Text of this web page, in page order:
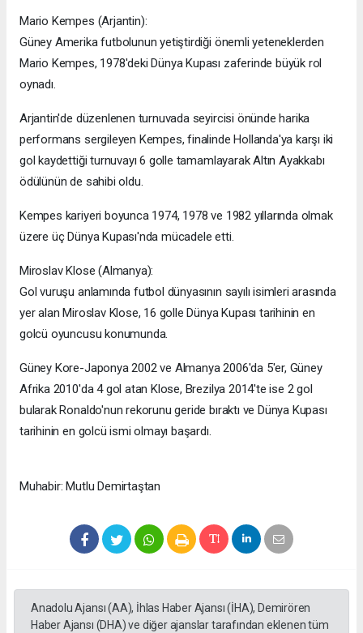
Mario Kempes (Arjantin):
Güney Amerika futbolunun yetiştirdiği önemli yeteneklerden
Mario Kempes, 1978'deki Dünya Kupası zaferinde büyük rol
oynadı.
Arjantin'de düzenlenen turnuvada seyircisi önünde harika
performans sergileyen Kempes, finalinde Hollanda'ya karşı iki
gol kaydettiği turnuvayı 6 golle tamamlayarak Altın Ayakkabı
ödülünün de sahibi oldu.
Kempes kariyeri boyunca 1974, 1978 ve 1982 yıllarında olmak
üzere üç Dünya Kupası'nda mücadele etti.
Miroslav Klose (Almanya):
Gol vuruşu anlamında futbol dünyasının sayılı isimleri arasında
yer alan Miroslav Klose, 16 golle Dünya Kupası tarihinin en
golcü oyuncusu konumunda.
Güney Kore-Japonya 2002 ve Almanya 2006'da 5'er, Güney
Afrika 2010'da 4 gol atan Klose, Brezilya 2014'te ise 2 gol
bularak Ronaldo'nun rekorunu geride bıraktı ve Dünya Kupası
tarihinin en golcü ismi olmayı başardı.
Muhabir: Mutlu Demirtaştan
Anadolu Ajansı (AA), İhlas Haber Ajansı (İHA), Demirören
Haber Ajansı (DHA) ve diğer ajanslar tarafından eklenen tüm